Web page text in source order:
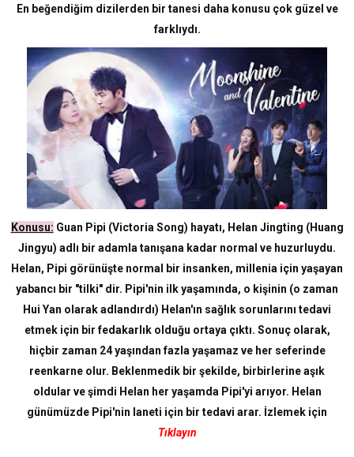
En beğendiğim dizilerden bir tanesi daha konusu çok güzel ve
farklıydı.
Konusu: Guan Pipi (Victoria Song) hayatı, Helan Jingting (Huang
Jingyu) adlı bir adamla tanışana kadar normal ve huzurluydu.
Helan, Pipi görünüşte normal bir insanken, millenia için yaşayan
yabancı bir "tilki" dir. Pipi'nin ilk yaşamında, o kişinin (o zaman
Hui Yan olarak adlandırdı) Helan'ın sağlık sorunlarını tedavi
etmek için bir fedakarlık olduğu ortaya çıktı. Sonuç olarak,
hiçbir zaman 24 yaşından fazla yaşamaz ve her seferinde
reenkarne olur. Beklenmedik bir şekilde, birbirlerine aşık
oldular ve şimdi Helan her yaşamda Pipi'yi arıyor. Helan
günümüzde Pipi'nin laneti için bir tedavi arar. İzlemek için
Tıklayın